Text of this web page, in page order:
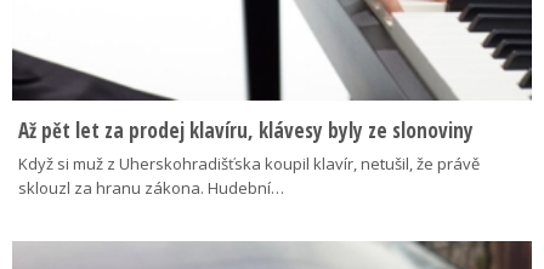
Až pět let za prodej klavíru, klávesy byly ze slonoviny
Když si muž z Uherskohradišťska koupil klavír, netušil, že právě
sklouzl za hranu zákona. Hudební…